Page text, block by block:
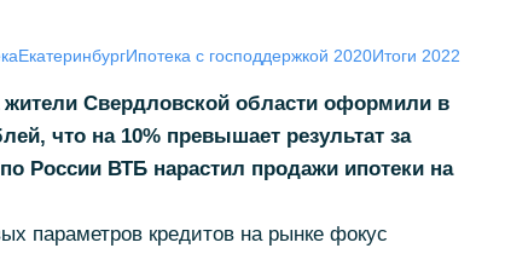
ЕкатеринбургИпотека с господдержкой 2020Итоги 2022
жители Свердловской области оформили в
что на 10% превышает результат за
России ВТБ нарастил продажи ипотеки на
параметров кредитов на рынке фокус